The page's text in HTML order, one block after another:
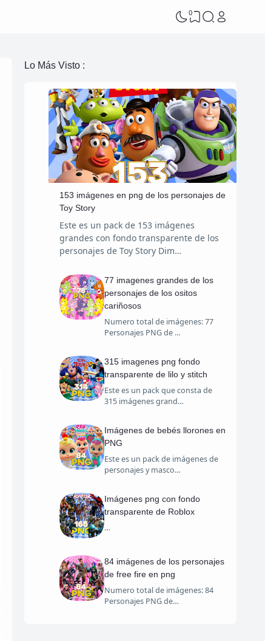
0
Lo Más Visto :
153 imágenes en png de los personajes de
Toy Story
Este es un pack de 153 imágenes
grandes con fondo transparente de los
personajes de Toy Story Dim…
77 imagenes grandes de los
personajes de los ositos
cariñosos
Numero total de imágenes: 77
Personajes PNG de …
315 imagenes png fondo
transparente de lilo y stitch
Este es un pack que consta de
315 imágenes grand…
Imágenes de bebés llorones en
PNG
Este es un pack de imágenes de
personajes y masco…
Imágenes png con fondo
transparente de Roblox
…
84 imágenes de los personajes
de free fire en png
Numero total de imágenes: 84
Personajes PNG de…